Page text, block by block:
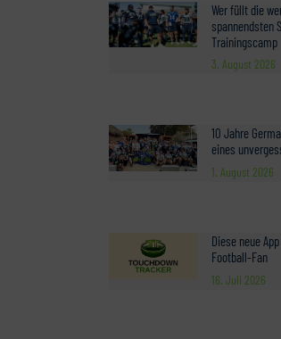
Wer füllt die
spannendsten
Trainingscamp
3. August 2026
10 Jahre
eines
1. August 2026
Diese neue
Football-Fan
16. Juli 2026